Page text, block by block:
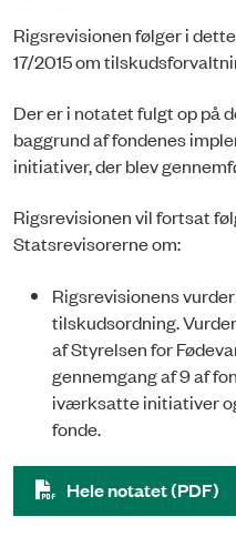
Rigsrevisionen følger i
17/2015 om
Der er i notatet fulgt op på
baggrund af fondenes
initiativer, der blev
Rigsrevisionen vil fortsat
Statsrevisorerne om:
Rigsrevisionens
tilskudsordning.
af Styrelsen for
gennemgang af 9 af
iværksatte initiativer
fonde.
Hele notatet (PDF)